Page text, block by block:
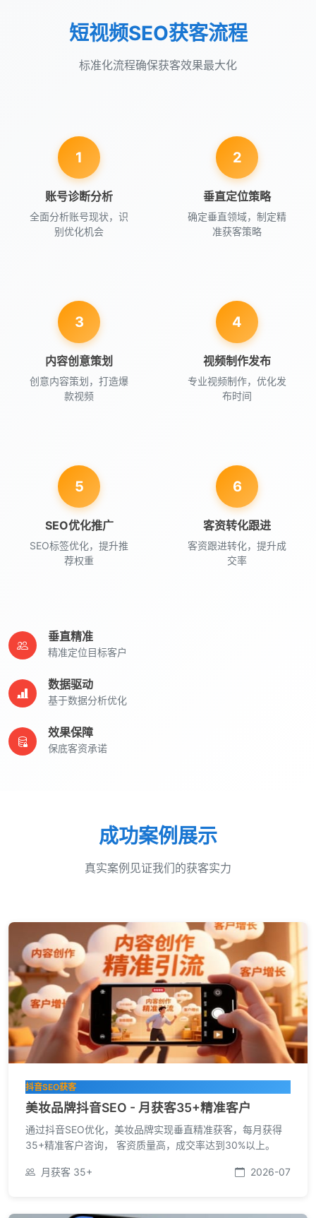
短视频SEO获客流程
标准化流程确保获客效果最大化
1
账号诊断分析
全面分析账号现状，识
别优化机会
2
垂直定位策略
确定垂直领域，制定精
准获客策略
3
内容创意策划
创意内容策划，打造爆
款视频
4
视频制作发布
专业视频制作，优化发
布时间
5
SEO优化推广
SEO标签优化，提升推
荐权重
6
客资转化跟进
客资跟进转化，提升成
交率
垂直精准
精准定位目标客户
数据驱动
基于数据分析优化
效果保障
保底客资承诺
成功案例展示
真实案例见证我们的获客实力
抖音SEO获客
美妆品牌抖音SEO - 月获客35+精准客户
通过抖音SEO优化，美妆品牌实现垂直精准获客，每月获得
35+精准客户咨询， 客资质量高，成交率达到30%以上。
月获客 35+ 2026-07